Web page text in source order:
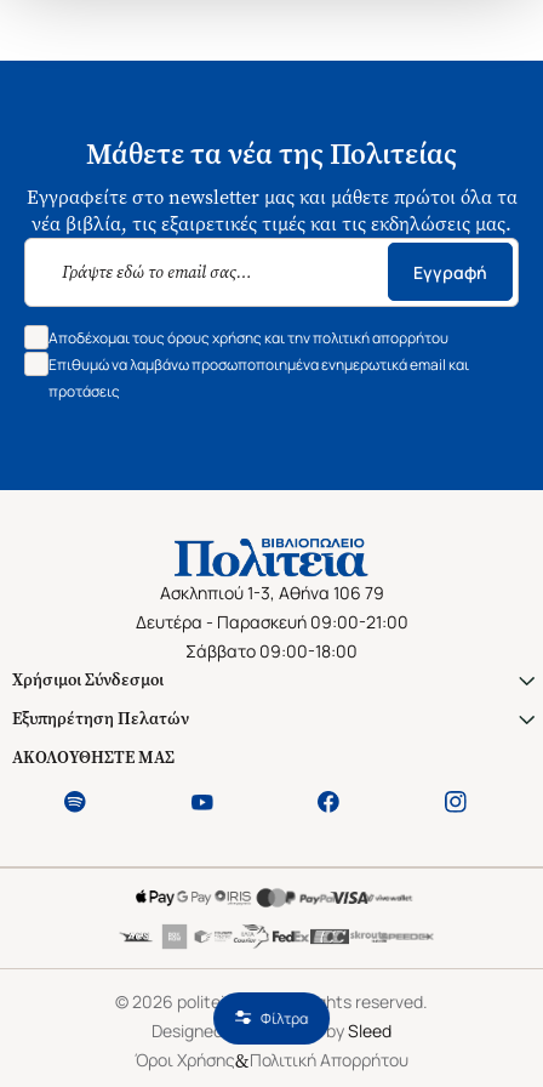
Φίλτρα
Μάθετε τα νέα της Πολιτείας
Εγγραφείτε στο newsletter μας και μάθετε πρώτοι όλα τα
νέα βιβλία, τις εξαιρετικές τιμές και τις εκδηλώσεις μας.
Εγγραφή
Αποδέχομαι τους όρους χρήσης και την πολιτική απορρήτου
Επιθυμώ να λαμβάνω προσωποποιημένα ενημερωτικά email και
προτάσεις
Ασκληπιού 1-3, Αθήνα 106 79
Δευτέρα - Παρασκευή 09:00-21:00
Σάββατο 09:00-18:00
Χρήσιμοι Σύνδεσμοι
Εξυπηρέτηση Πελατών
ΑΚΟΛΟΥΘΗΣΤΕ ΜΑΣ
©2026 politeianet.gr All rights reserved.
Designed & Developed bySleed
Όροι Χρήσης&Πολιτική Απορρήτου